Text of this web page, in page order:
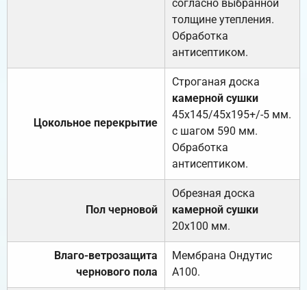
согласно выбранной
толщине утепления.
Обработка
антисептиком.
Цокольное перекрытие
Строганая доска
камерной сушки
45х145/45х195+/-5 мм.
с шагом 590 мм.
Обработка
антисептиком.
Пол черновой
Обрезная доска
камерной сушки
20х100 мм.
Влаго-ветрозащита
чернового пола
Мембрана Ондутис
А100.